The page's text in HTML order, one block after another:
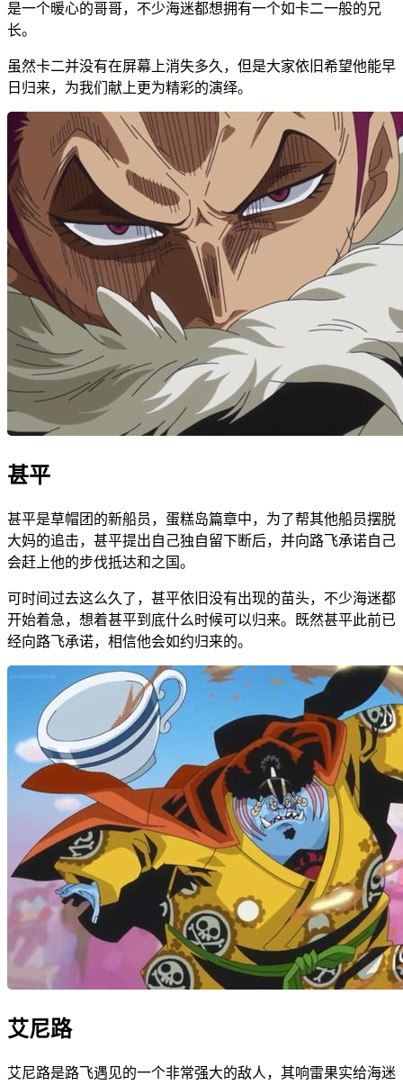
是一个暖心的哥哥，不少海迷都想拥有一个如卡二一般的兄
长。
虽然卡二并没有在屏幕上消失多久，但是大家依旧希望他能早
日归来，为我们献上更为精彩的演绎。
甚平
甚平是草帽团的新船员，蛋糕岛篇章中，为了帮其他船员摆脱
大妈的追击，甚平提出自己独自留下断后，并向路飞承诺自己
会赶上他的步伐抵达和之国。
可时间过去这么久了，甚平依旧没有出现的苗头，不少海迷都
开始着急，想着甚平到底什么时候可以归来。既然甚平此前已
经向路飞承诺，相信他会如约归来的。
艾尼路
艾尼路是路飞遇见的一个非常强大的敌人，其响雷果实给海迷